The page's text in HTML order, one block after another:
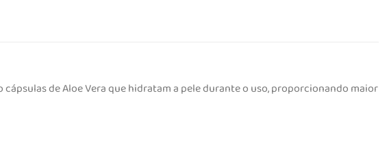
de Aloe Vera que hidratam a pele durante o uso, proporcionando maior